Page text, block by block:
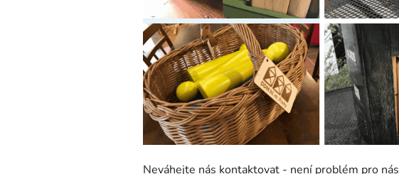
Neváhejte nás kontaktovat - není problém pro nás